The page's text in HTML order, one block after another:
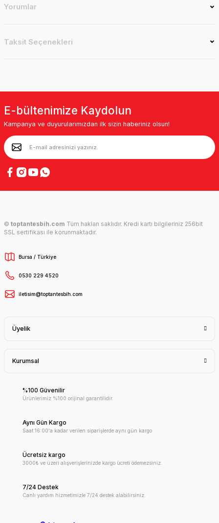
Yorumlar
Taksit Seçenekleri
E-bültenimize Kaydolun
Kampanya ve duyurularımızdan ilk sizin haberiniz olsun!
© toptantesbih.com Tüm hakları saklıdır. Kredi kartı bilgileriniz 256bit
SSL sertifikası ile korunmaktadır.
Bursa / Türkiye
0530 229 4520
iletisim@toptantesbih.com
Üyelik
Kurumsal
%100 Güvenilir
Ürünlerimiz %100 orijinal garantilidir.
Aynı Gün Kargo
Saat 16:00'a kadar verilen siparişlerde aynı gün kargo
Ücretsiz kargo
3000₺ ve üzeri alışverişlerinizde kargo ücreti ödemezsiniz.
7/24 Destek
Canlı yardım hizmetimizle 7/24 destek alabilirsiniz.